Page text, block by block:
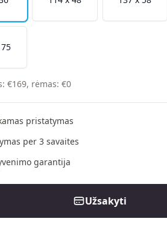
:€169, rėmas:€0
pristatymas
per 3 savaites
garantija
Užsakyti